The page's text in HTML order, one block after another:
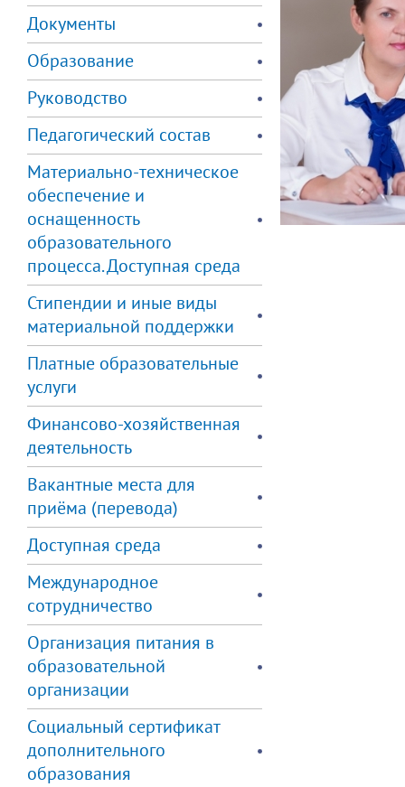
Документы
Образование
Руководство
Педагогический состав
Материально-техническое
обеспечение и
оснащенность
образовательного
процесса. Доступная среда
Стипендии и иные виды
материальной поддержки
Платные образовательные
услуги
Финансово-хозяйственная
деятельность
Вакантные места для
приёма (перевода)
Доступная среда
Международное
сотрудничество
Организация питания в
образовательной
организации
Социальный сертификат
дополнительного
образования